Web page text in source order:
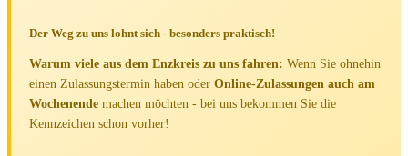
Der Weg zu uns lohnt sich - besonders praktisch!
Warum viele aus dem Enzkreis zu uns fahren: Wenn Sie ohnehin
einen Zulassungstermin haben oder Online-Zulassungen auch am
Wochenende machen möchten - bei uns bekommen Sie die
Kennzeichen schon vorher!